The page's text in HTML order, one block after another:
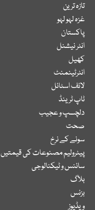
تازہ ترین
غزہ لہو لہو
پاکستان
انٹر نیشنل
کھیل
انٹرٹینمنٹ
لائف اسٹائل
ٹاپ ٹرینڈ
دلچسپ و عجیب
صحت
سونے کے نرخ
پیٹرولیم مصنوعات کی قیمتیں
سائنس و ٹیکنالوجی
بلاگ
بزنس
ویڈیوز